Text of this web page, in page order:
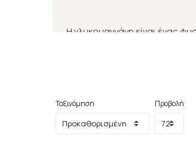
Η γλυκομαννάνη είναι ένας
Μειώνει την Απορρόφηση
Ταξινόμηση Προβολή